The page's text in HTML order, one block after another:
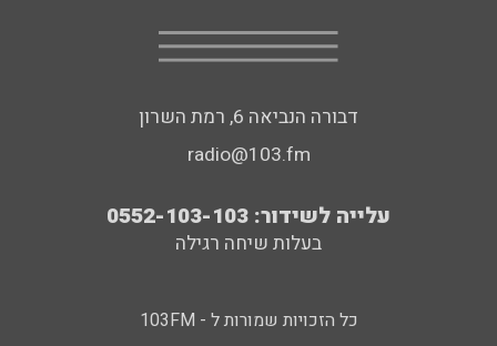
דבורה הנביאה 6, רמת השרון
radio@103.fm
עלייה לשידור: 0552-103-103
בעלות שיחה רגילה
כל הזכויות שמורות ל - 103FM